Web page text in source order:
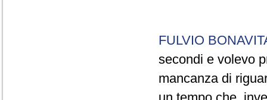
FULVIO
secondi e volevo
mancanza di